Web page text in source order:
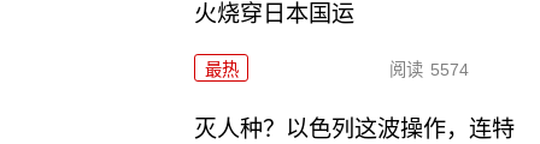
火烧穿日本国运
最热 阅读 5574
灭人种？以色列这波操作，连特